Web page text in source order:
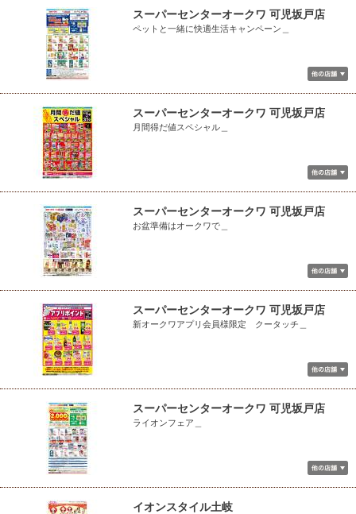
スーパーセンターオークワ 可児坂戸店
ペットと一緒に快適生活キャンペーン＿
スーパーセンターオークワ 可児坂戸店
月間得だ値スペシャル＿
スーパーセンターオークワ 可児坂戸店
お盆準備はオークワで＿
スーパーセンターオークワ 可児坂戸店
新オークワアプリ会員様限定 クータッチ＿
スーパーセンターオークワ 可児坂戸店
ライオンフェア＿
イオンスタイル土岐